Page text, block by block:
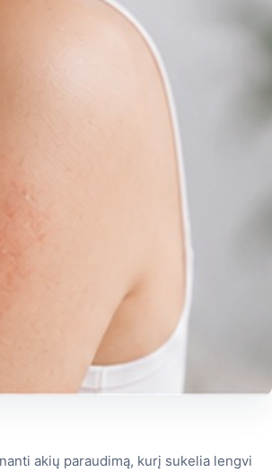
akių paraudimą, kurį sukelia lengvi